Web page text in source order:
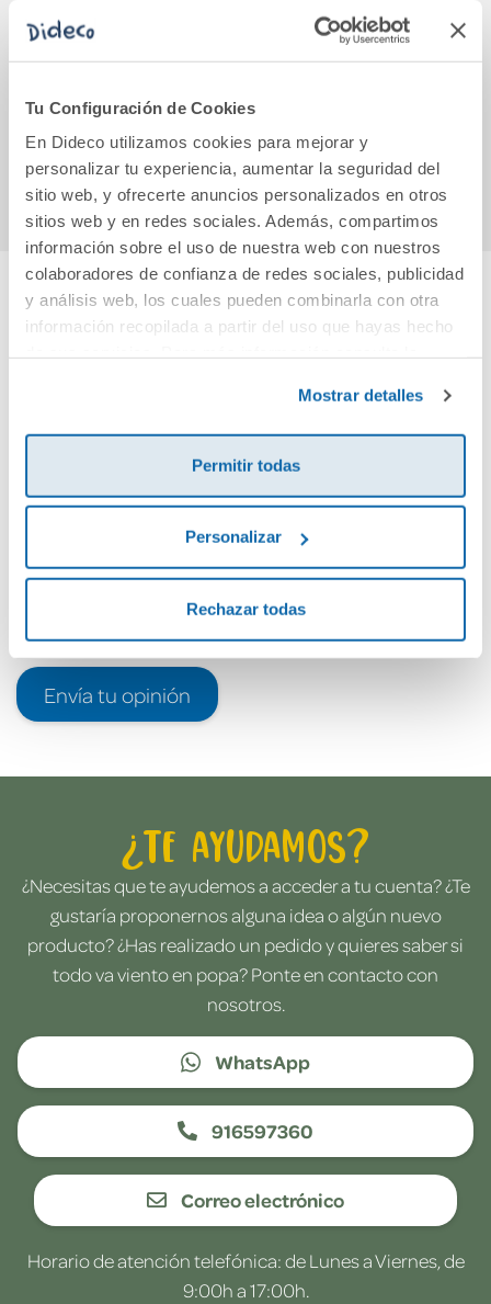
Tu Configuración de Cookies
En Dideco utilizamos cookies para mejorar y
personalizar tu experiencia, aumentar la seguridad del
sitio web, y ofrecerte anuncios personalizados en otros
sitios web y en redes sociales. Además, compartimos
información sobre el uso de nuestra web con nuestros
colaboradores de confianza de redes sociales, publicidad
y análisis web, los cuales pueden combinarla con otra
información recopilada a partir del uso que hayas hecho
Mostrar detalles
Permitir todas
Personalizar
Rechazar todas
Pinzas abatibles
41mm. 12 unidades
4,85€
Comprar
Tijeras Kaicut
13cm.
Comprar
4
Cuéntanos tu opinión
Debes iniciar sesión para poder valorarlo
Envía tu opinión
¿Te ayudamos?
¿Necesitas que te ayudemos a acceder a tu cuenta? ¿Te
gustaría proponernos alguna idea o algún nuevo
producto? ¿Has realizado un pedido y quieres saber si
todo va viento en popa? Ponte en contacto con
nosotros.
WhatsApp
916597360
Correo electrónico
Horario de atención telefónica: de Lunes a Viernes, de
9:00h a 17:00h.